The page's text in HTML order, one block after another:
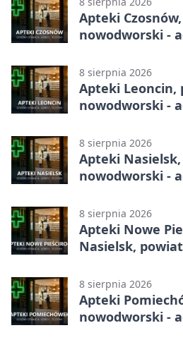
Apteki
nowodworski -
8 sierpnia 2026
Apteki Leoncin,
nowodworski -
8 sierpnia 2026
Apteki
nowodworski -
8 sierpnia 2026
Apteki Nowe
Nasielsk,
8 sierpnia 2026
Apteki
nowodworski -